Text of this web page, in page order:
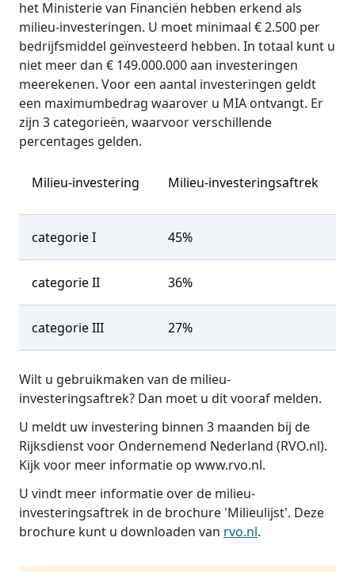
het Ministerie van Financiën hebben erkend als
milieu-investeringen. U moet minimaal € 2.500 per
bedrijfsmiddel geïnvesteerd hebben. In totaal kunt u
niet meer dan € 149.000.000 aan investeringen
meerekenen. Voor een aantal investeringen geldt
een maximumbedrag waarover u MIA ontvangt. Er
zijn 3 categorieën, waarvoor verschillende
percentages gelden.
Milieu-investering Milieu-investeringsaftrek
categorie I 45%
categorie II 36%
categorie III 27%
Wilt u gebruikmaken van de milieu-
investeringsaftrek? Dan moet u dit vooraf melden.
U meldt uw investering binnen 3 maanden bij de
Rijksdienst voor Ondernemend Nederland (RVO.nl).
Kijk voor meer informatie op www.rvo.nl.
U vindt meer informatie over de milieu-
investeringsaftrek in de brochure 'Milieulijst'. Deze
brochure kunt u downloaden van rvo.nl.